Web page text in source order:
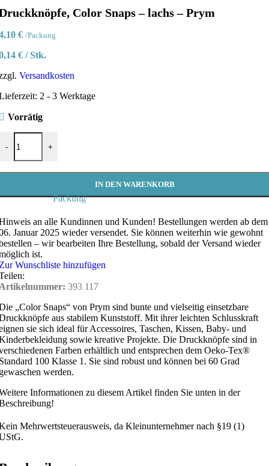
Color Snaps – lachs – Prym
€ /Packung
€ /Stk.
Versandkosten
2 - 3 Werktage
Vorrätig
-
Color Snaps - lachs - Prym Menge
+
Packung
IN DEN WARENKORB
an alle Kundinnen und Kunden! Bestellungen werden ab dem
Januar 2025 wieder versendet. Sie können weiterhin wie gewohnt
– wir bearbeiten Ihre Bestellung, sobald der Versand wieder
ist.
Wunschliste hinzufügen
393 117
„Color Snaps“ von Prym sind bunte und vielseitig einsetzbare
aus stabilem Kunststoff. Mit ihrer leichten Schlusskraft
sie sich ideal für Accessoires, Taschen, Kissen, Baby- und
sowie kreative Projekte. Die Druckknöpfe sind in
Farben erhältlich und entsprechen dem Oeko-Tex®
100 Klasse 1. Sie sind robust und können bei 60 Grad
werden.
Informationen zu diesem Artikel finden Sie unten in der
Mehrwertsteuerausweis, da Kleinunternehmer nach §19 (1)